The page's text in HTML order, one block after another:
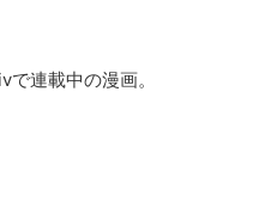
連載中の漫画。